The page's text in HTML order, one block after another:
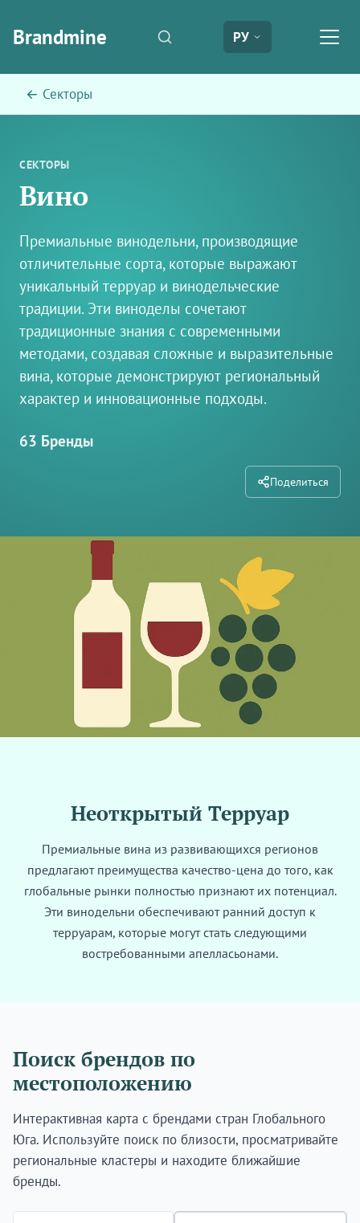
Brandmine РУ
← Секторы
СЕКТОРЫ
Вино
Премиальные винодельни, производящие
отличительные сорта, которые выражают
уникальный терруар и винодельческие
традиции. Эти виноделы сочетают
традиционные знания с современными
методами, создавая сложные и выразительные
вина, которые демонстрируют региональный
характер и инновационные подходы.
63 Бренды
Поделиться
Неоткрытый Терруар
Премиальные вина из развивающихся регионов
предлагают преимущества качество-цена до того, как
глобальные рынки полностью признают их потенциал.
Эти винодельни обеспечивают ранний доступ к
терруарам, которые могут стать следующими
востребованными апелласьонами.
Поиск брендов по
местоположению
Интерактивная карта с брендами стран Глобального
Юга. Используйте поиск по близости, просматривайте
региональные кластеры и находите ближайшие
бренды.